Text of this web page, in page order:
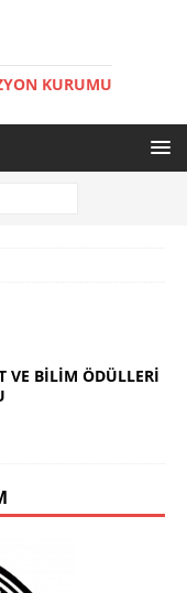
KURUMU
VE BİLİM ÖDÜLLERİ